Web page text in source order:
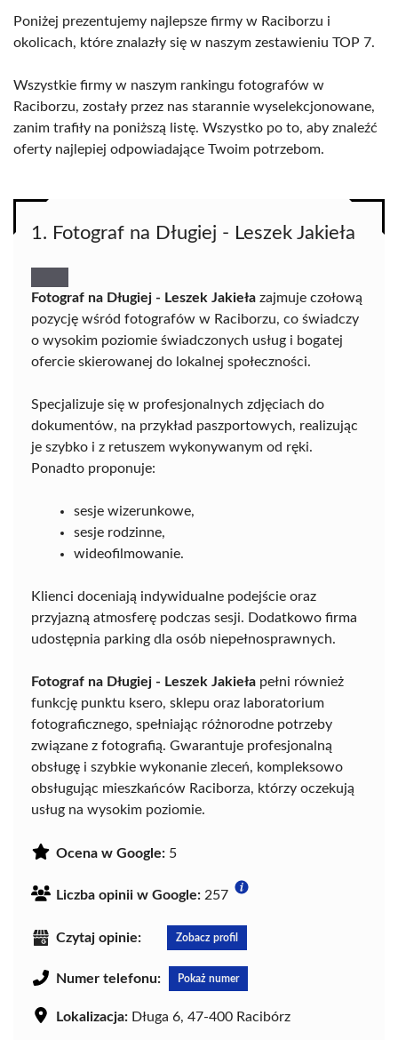
Poniżej prezentujemy najlepsze firmy w Raciborzu i
okolicach, które znalazły się w naszym zestawieniu TOP 7.
Wszystkie firmy w naszym rankingu fotografów w
Raciborzu, zostały przez nas starannie wyselekcjonowane,
zanim trafiły na poniższą listę. Wszystko po to, aby znaleźć
oferty najlepiej odpowiadające Twoim potrzebom.
1. Fotograf na Długiej - Leszek Jakieła
Fotograf na Długiej - Leszek Jakieła zajmuje czołową
pozycję wśród fotografów w Raciborzu, co świadczy
o wysokim poziomie świadczonych usług i bogatej
ofercie skierowanej do lokalnej społeczności.
Specjalizuje się w profesjonalnych zdjęciach do
dokumentów, na przykład paszportowych, realizując
je szybko i z retuszem wykonywanym od ręki.
Ponadto proponuje:
sesje wizerunkowe,
sesje rodzinne,
wideofilmowanie.
Klienci doceniają indywidualne podejście oraz
przyjazną atmosferę podczas sesji. Dodatkowo firma
udostępnia parking dla osób niepełnosprawnych.
Fotograf na Długiej - Leszek Jakieła pełni również
funkcję punktu ksero, sklepu oraz laboratorium
fotograficznego, spełniając różnorodne potrzeby
związane z fotografią. Gwarantuje profesjonalną
obsługę i szybkie wykonanie zleceń, kompleksowo
obsługując mieszkańców Raciborza, którzy oczekują
usług na wysokim poziomie.
Ocena w Google: 5
Liczba opinii w Google: 257
Czytaj opinie: Zobacz profil
Numer telefonu: Pokaż numer
Lokalizacja: Długa 6, 47-400 Racibórz